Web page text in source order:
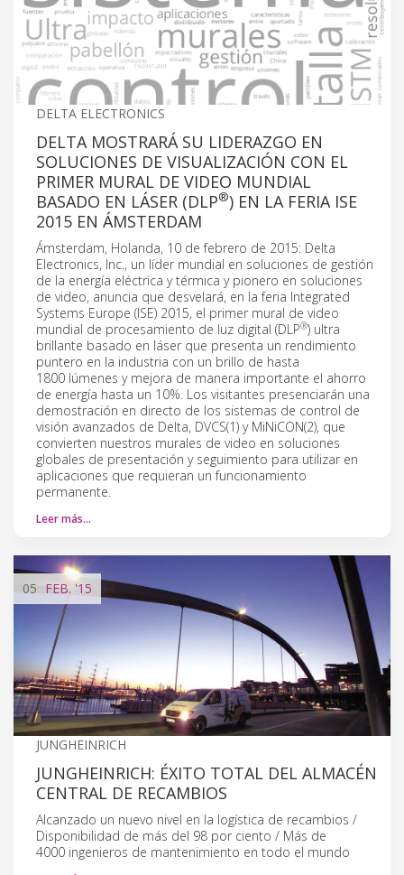
DELTA ELECTRONICS
DELTA MOSTRARÁ SU LIDERAZGO EN
SOLUCIONES DE VISUALIZACIÓN CON EL
PRIMER MURAL DE VIDEO MUNDIAL
BASADO EN LÁSER (DLP®) EN LA FERIA ISE
2015 EN ÁMSTERDAM
Ámsterdam, Holanda, 10 de febrero de 2015: Delta
Electronics, Inc., un líder mundial en soluciones de gestión
de la energía eléctrica y térmica y pionero en soluciones
de video, anuncia que desvelará, en la feria Integrated
Systems Europe (ISE) 2015, el primer mural de video
mundial de procesamiento de luz digital (DLP®) ultra
brillante basado en láser que presenta un rendimiento
puntero en la industria con un brillo de hasta
1800 lúmenes y mejora de manera importante el ahorro
de energía hasta un 10%. Los visitantes presenciarán una
demostración en directo de los sistemas de control de
visión avanzados de Delta, DVCS(1) y MiNiCON(2), que
convierten nuestros murales de video en soluciones
globales de presentación y seguimiento para utilizar en
aplicaciones que requieran un funcionamiento
permanente.
Leer más…
05 FEB. '15
JUNGHEINRICH
JUNGHEINRICH: ÉXITO TOTAL DEL ALMACÉN
CENTRAL DE RECAMBIOS
Alcanzado un nuevo nivel en la logística de recambios /
Disponibilidad de más del 98 por ciento / Más de
4000 ingenieros de mantenimiento en todo el mundo